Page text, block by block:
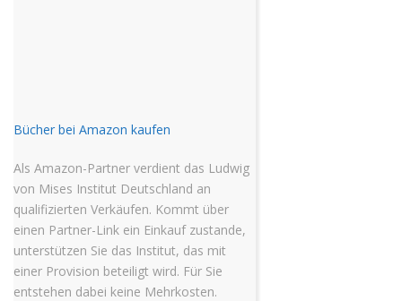
Bücher bei Amazon kaufen
Als Amazon-Partner verdient das Ludwig
von Mises Institut Deutschland an
qualifizierten Verkäufen. Kommt über
einen Partner-Link ein Einkauf zustande,
unterstützen Sie das Institut, das mit
einer Provision beteiligt wird. Für Sie
entstehen dabei keine Mehrkosten.